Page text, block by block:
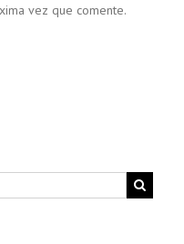
vez que comente.